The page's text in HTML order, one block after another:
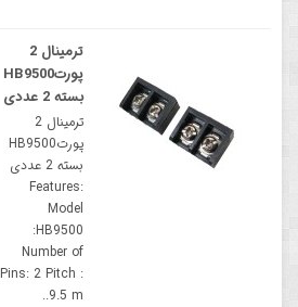
ترمینال 2
پورتHB9500
بسته 2 عددی
ترمینال 2
پورتHB9500
بسته 2 عددی
Features:
Model
:HB9500
Number of
Pins: 2 Pitch :
9.5 m..